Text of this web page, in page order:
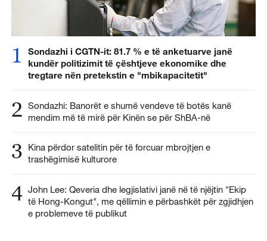
1
Sondazhi i CGTN-it: 81.7 % e të anketuarve janë
kundër politizimit të çështjeve ekonomike dhe
tregtare nën pretekstin e "mbikapacitetit"
2 Sondazhi: Banorët e shumë vendeve të botës kanë
mendim më të mirë për Kinën se për ShBA-në
3
Kina përdor satelitin për të forcuar mbrojtjen e
trashëgimisë kulturore
4 John Lee: Qeveria dhe legjislativi janë në të njëjtin "Ekip
të Hong-Kongut", me qëllimin e përbashkët për zgjidhjen
e problemeve të publikut